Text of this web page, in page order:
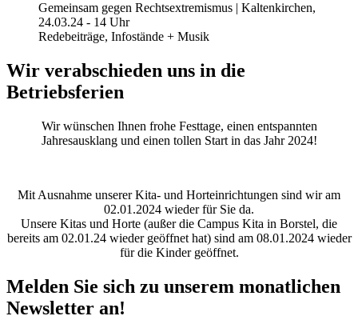
Gemeinsam gegen Rechtsextremismus | Kaltenkirchen,
24.03.24 - 14 Uhr
Redebeiträge, Infostände + Musik
Wir verabschieden uns in die
Betriebsferien
Wir wünschen Ihnen frohe Festtage, einen entspannten
Jahresausklang und einen tollen Start in das Jahr 2024!
Mit Ausnahme unserer Kita- und Horteinrichtungen sind wir am
02.01.2024 wieder für Sie da.
Unsere Kitas und Horte (außer die Campus Kita in Borstel, die
bereits am 02.01.24 wieder geöffnet hat) sind am 08.01.2024 wieder
für die Kinder geöffnet.
Melden Sie sich zu unserem monatlichen
Newsletter an!